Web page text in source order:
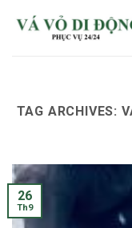
TAG ARCHIVES:
26
Th9